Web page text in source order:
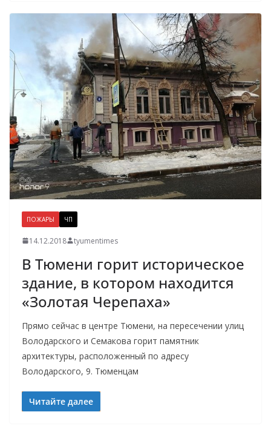
ПОЖАРЫ ЧП
14.12.2018 tyumentimes
В Тюмени горит историческое
здание, в котором находится
«Золотая Черепаха»
Прямо сейчас в центре Тюмени, на пересечении улиц
Володарского и Семакова горит памятник
архитектуры, расположенный по адресу
Володарского, 9. Тюменцам
Читайте далее